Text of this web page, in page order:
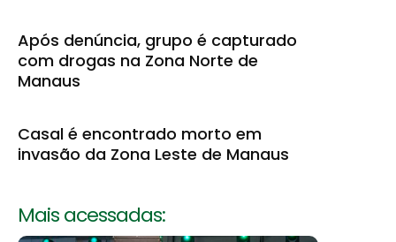
Após denúncia, grupo é capturado
com drogas na Zona Norte de
Manaus
Casal é encontrado morto em
invasão da Zona Leste de Manaus
Mais acessadas: